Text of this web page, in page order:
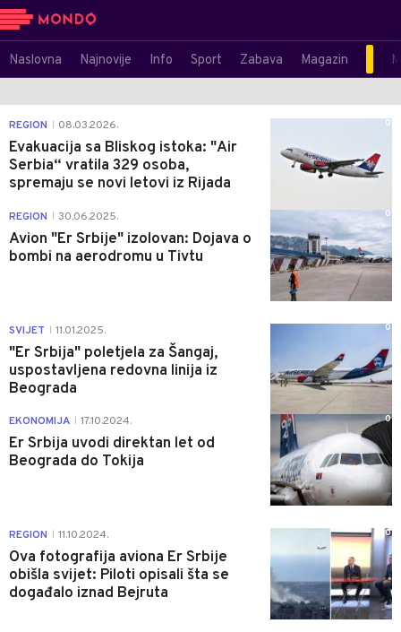
Naslovna Najnovije Info Sport Zabava Magazin
REGION 08.03.2026.
Evakuacija sa Bliskog istoka: "Air
Serbia“ vratila 329 osoba,
spremaju se novi letovi iz Rijada
0
REGION 30.06.2025.
Avion "Er Srbije" izolovan: Dojava o
bombi na aerodromu u Tivtu
0
SVIJET 11.01.2025.
"Er Srbija" poletjela za Šangaj,
uspostavljena redovna linija iz
Beograda
0
EKONOMIJA 17.10.2024.
Er Srbija uvodi direktan let od
Beograda do Tokija
0
REGION 11.10.2024.
Ova fotografija aviona Er Srbije
obišla svijet: Piloti opisali šta se
događalo iznad Bejruta
0